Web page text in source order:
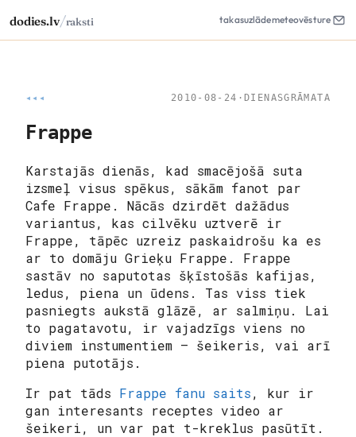
dodies.lv/raksti takasuzlādemeteovēsture
◂◂◂ 2010-08-24 · DIENASGRĀMATA
Frappe
Karstajās dienās, kad smacējošā suta
izsmeļ visus spēkus, sākām fanot par
Cafe Frappe. Nācās dzirdēt dažādus
variantus, kas cilvēku uztverē ir
Frappe, tāpēc uzreiz paskaidrošu ka es
ar to domāju Grieķu Frappe. Frappe
sastāv no saputotas šķīstošās kafijas,
ledus, piena un ūdens. Tas viss tiek
pasniegts aukstā glāzē, ar salmiņu. Lai
to pagatavotu, ir vajadzīgs viens no
diviem instumentiem – šeikeris, vai arī
piena putotājs.
Ir pat tāds Frappe fanu saits, kur ir
gan interesants receptes video ar
šeikeri, un var pat t-kreklus pasūtīt.